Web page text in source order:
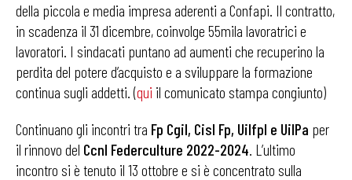
della piccola e media impresa aderenti a Confapi. Il contratto,
in scadenza il 31 dicembre, coinvolge 55mila lavoratrici e
lavoratori. I sindacati puntano ad aumenti che recuperino la
perdita del potere d’acquisto e a sviluppare la formazione
continua sugli addetti. (qui il comunicato stampa congiunto)
Continuano gli incontri tra Fp Cgil, Cisl Fp, Uilfpl e UilPa per
il rinnovo del Ccnl Federculture 2022-2024. L’ultimo
incontro si è tenuto il 13 ottobre e si è concentrato sulla